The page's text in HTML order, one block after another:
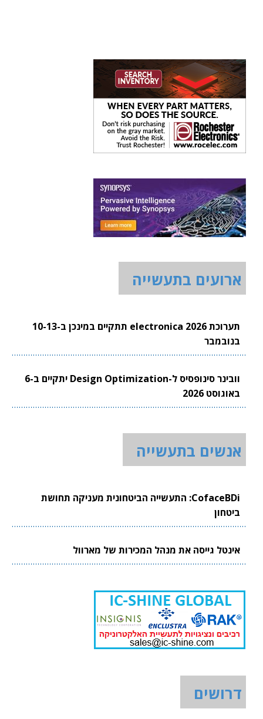
ארועים בתעשייה
תערוכת electronica 2026 תתקיים במינכן ב-10-13
בנובמבר
וובינר סינופסיס ל-Design Optimization יתקיים ב-6
באוגוסט 2026
אנשים בתעשייה
CofaceBDi: התעשייה הביטחונית מעניקה תחושת
ביטחון
אינטל גייסה את מנהל המכירות של מארוול
דרושים